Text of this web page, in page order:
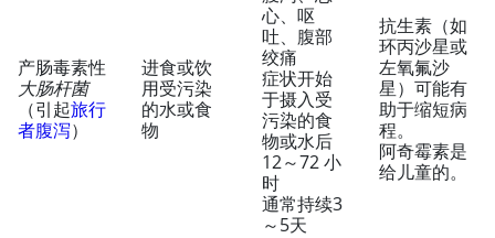
产肠毒素性
大肠杆菌
（引起旅行
者腹泻）
进食或饮
用受污染
的水或食
物
心、呕
吐、腹部
绞痛
症状开始
于摄入受
污染的食
物或水后
12～72 小
时
通常持续3
～5天
抗生素（如
环丙沙星或
左氧氟沙
星）可能有
助于缩短病
程。
阿奇霉素是
给儿童的。